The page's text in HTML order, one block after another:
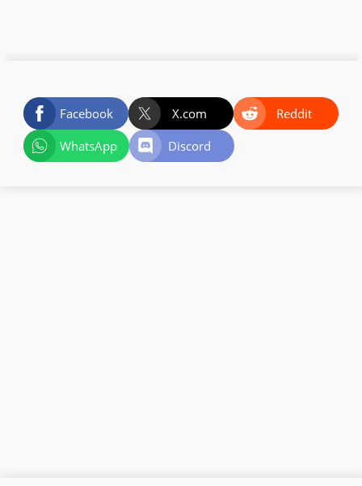
Facebook X.com
Reddit
WhatsApp
Discord